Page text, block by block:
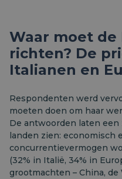
Waar moet de
richten? De
Italianen en
Respondenten werd
moeten doen om haar
De antwoorden laten
landen zien: economisch
concurrentievermogen
(32% in Italië, 34% in
grootmachten – China,